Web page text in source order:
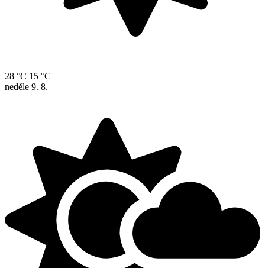
28 °C 15 °C
neděle 9. 8.